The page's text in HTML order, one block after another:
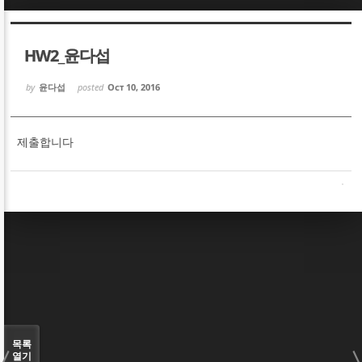
HW2_윤다섭
by 윤다섭 posted Oct 10, 2016
제출합니다
목록
열기
Sketchbook5, 스케치북5
Sketchbook5, 스케치북5
Sketchbook5, 스케치북5
Sketchbook5, 스케치북5